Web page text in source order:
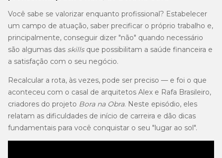
Você sabe se valorizar enquanto profissional? Estabelecer
um campo de atuação, saber precificar o próprio trabalho e,
principalmente, conseguir dizer "não" quando necessário
são algumas das skills que possibilitam a saúde financeira e
a satisfação com o seu negócio.
Recalcular a rota, às vezes, pode ser preciso — e foi o que
aconteceu com o casal de arquitetos Alex e Rafa Brasileiro,
criadores do projeto Bora na Obra. Neste episódio, eles
relatam as dificuldades de início de carreira e dão dicas
fundamentais para você conquistar o seu "lugar ao sol".